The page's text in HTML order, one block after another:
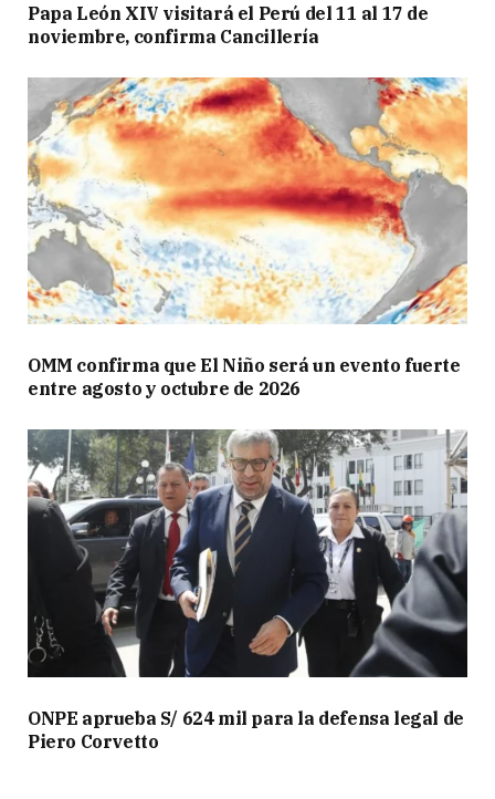
Papa León XIV visitará el Perú del 11 al 17 de
noviembre, confirma Cancillería
OMM confirma que El Niño será un evento fuerte
entre agosto y octubre de 2026
ONPE aprueba S/ 624 mil para la defensa legal de
Piero Corvetto